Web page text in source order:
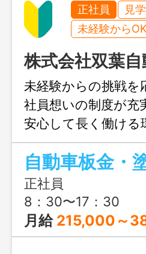
正社員 見
未経験からOK
株式会社双葉
未経験からの挑戦を
社員想いの制度が充
安心して長く働ける
自動車板金・
正社員
8：30〜17：30
月給 215,000～